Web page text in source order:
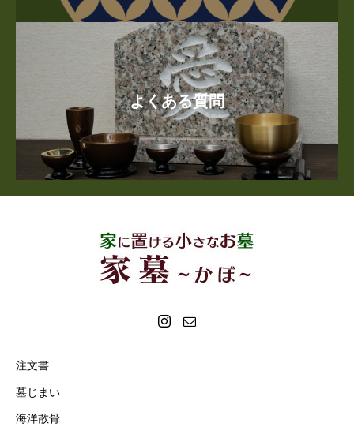
よくある質問
注文書
墓じまい
海洋散骨